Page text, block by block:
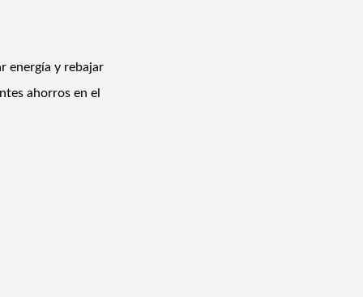
energía y rebajar
ahorros en el